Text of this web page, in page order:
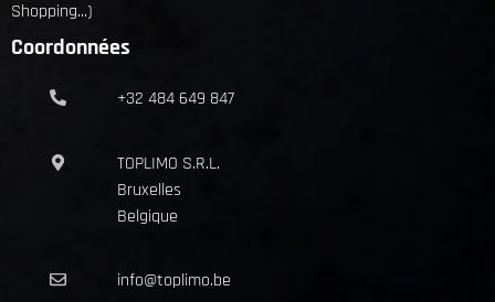
Shopping...)
Coordonnées
+32 484 649 847
TOPLIMO S.R.L.
Bruxelles
Belgique
info@toplimo.be